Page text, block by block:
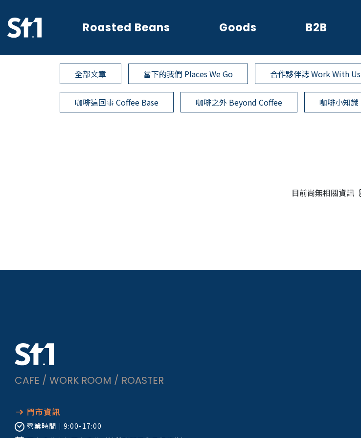
Roasted Beans Goods B2B
全部文章 當下的我們 Places We Go 合作夥伴誌 Work With Us
咖啡這回事 Coffee Base 咖啡之外 Beyond Coffee 咖啡小知識
目前尚無相關資訊
CAFE / WORK ROOM / ROASTER
門市資訊
營業時間｜ 9:00-17:00